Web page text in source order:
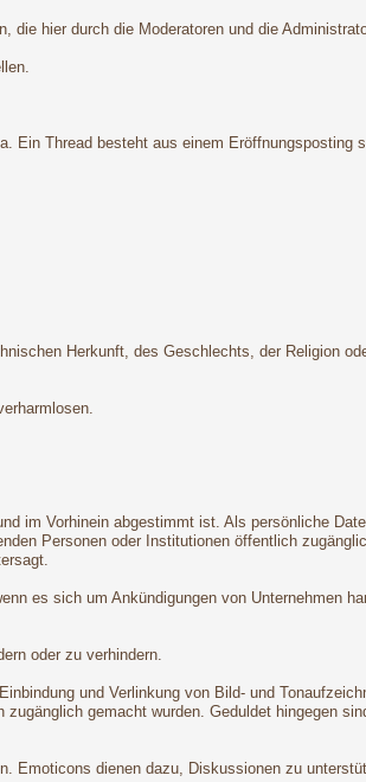
hier durch die Moderatoren und die
Ein Thread besteht aus einem
Herkunft, des Geschlechts, der Religion
im Vorhinein abgestimmt ist. Als persönliche
Personen oder Institutionen öffentlich
es sich um Ankündigungen von Unternehmen
oder zu verhindern.
und Verlinkung von Bild- und
gemacht wurden. Geduldet hingegen
Emoticons dienen dazu, Diskussionen zu